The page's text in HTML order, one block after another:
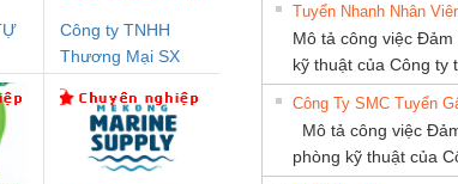
Bộ Lặp Tín Hiệu
PROFIBUS Phoenix
Contact PSI-REP-
PROFIBUS/12MB -
2708863
Rơ Le An Toàn
Phoenix Contact
2986960 – PSR-
SCP-
24DC/FSP/2X1/1X2
Bộ giám
1K5 L
Công ty TNHH
Thương Mại SX
Tan Dong Cang
company LTD
Tuyển Nhanh Nhân
Mô tả công việc
kỹ thuật của Công ty
Mô tả công việc
phòng kỹ thuật của